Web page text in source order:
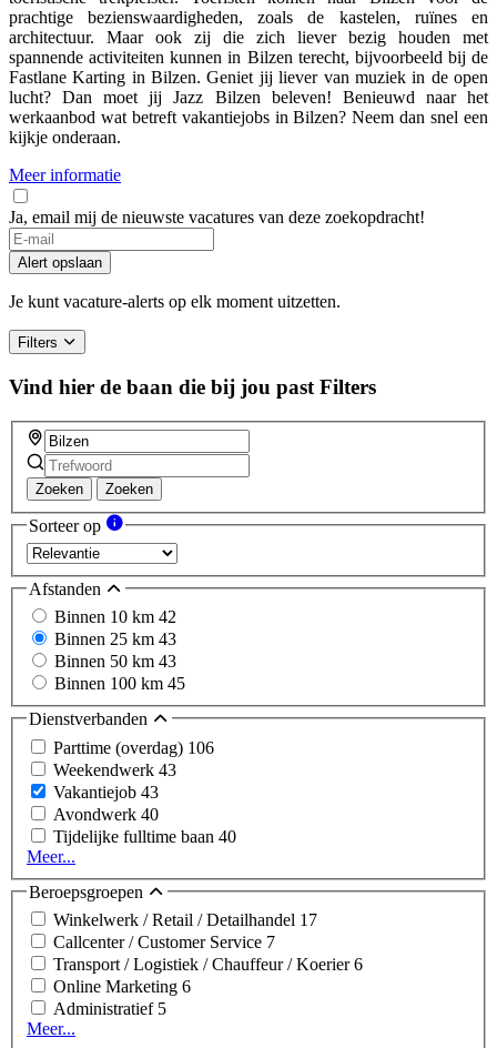
prachtige bezienswaardigheden, zoals de kastelen, ruïnes en
architectuur. Maar ook zij die zich liever bezig houden met
spannende activiteiten kunnen in Bilzen terecht, bijvoorbeeld bij de
Fastlane Karting in Bilzen. Geniet jij liever van muziek in de open
lucht? Dan moet jij Jazz Bilzen beleven! Benieuwd naar het
werkaanbod wat betreft vakantiejobs in Bilzen? Neem dan snel een
kijkje onderaan.
Meer informatie
Ja, email mij de nieuwste vacatures van deze zoekopdracht!
Alert opslaan
Je kunt vacature-alerts op elk moment uitzetten.
Filters
Vind hier de baan die bij jou past Filters
Zoeken Zoeken
Sorteer op
Afstanden
Binnen 10 km 42
Binnen 25 km 43
Binnen 50 km 43
Binnen 100 km 45
Dienstverbanden
Parttime (overdag) 106
Weekendwerk 43
Vakantiejob 43
Avondwerk 40
Tijdelijke fulltime baan 40
Meer...
Beroepsgroepen
Winkelwerk / Retail / Detailhandel 17
Callcenter / Customer Service 7
Transport / Logistiek / Chauffeur / Koerier6
Online Marketing 6
Administratief 5
Meer...